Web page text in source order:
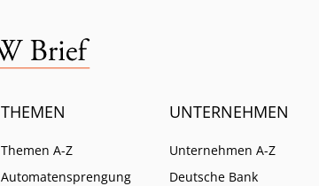
THEMEN
Themen A-Z
Automatensprengung
UNTERNEHMEN
Unternehmen A-Z
Deutsche Bank